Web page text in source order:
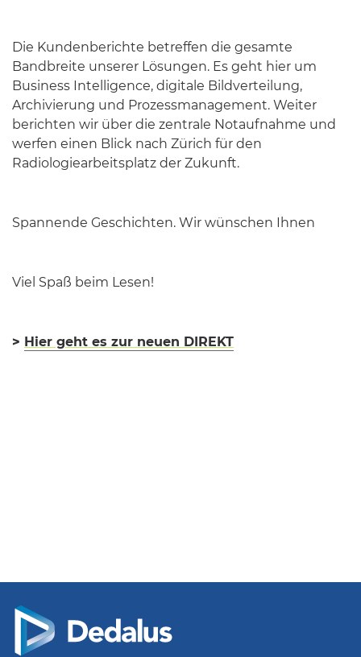
Die Kundenberichte betreffen die gesamte
Bandbreite unserer Lösungen. Es geht hier um
Business Intelligence, digitale Bildverteilung,
Archivierung und Prozessmanagement. Weiter
berichten wir über die zentrale Notaufnahme und
werfen einen Blick nach Zürich für den
Radiologiearbeitsplatz der Zukunft.
Spannende Geschichten. Wir wünschen Ihnen
Viel Spaß beim Lesen!
> Hier geht es zur neuen DIREKT